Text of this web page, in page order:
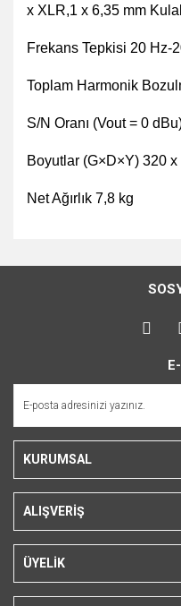
x XLR,1 x 6,35 mm
Frekans Tepkisi 20 Hz-
Toplam Harmonik
S/N Oranı (Vout = 0
Boyutlar (G×D×Y) 320
Net Ağırlık 7,8 kg
konularda yetersiz
kullanarak tarafımıza
Görüş ve önerileriniz için
Ürün açıklamasında
Bu ürüne benzer farklı
KURUMSAL
ALIŞVERİŞ
ÜYELİK